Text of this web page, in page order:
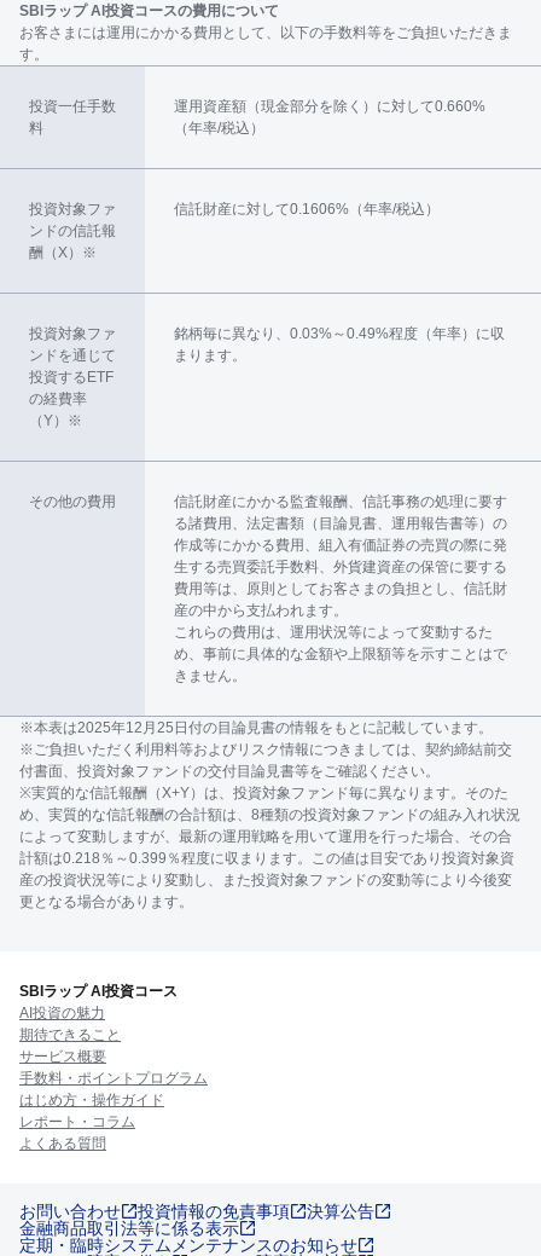
SBIラップ AI投資コースの費用について
お客さまには運用にかかる費用として、以下の手数料等をご負担いただきま
す。
投資一任手数
料
運用資産額（現金部分を除く）に対して0.660%
（年率/税込）
投資対象ファ
ンドの信託報
酬（X）※
信託財産に対して0.1606%（年率/税込）
投資対象ファ
ンドを通じて
投資するETF
の経費率
（Y）※
銘柄毎に異なり、0.03%～0.49%程度（年率）に収
まります。
その他の費用
信託財産にかかる監査報酬、信託事務の処理に要す
る諸費用、法定書類（目論見書、運用報告書等）の
作成等にかかる費用、組入有価証券の売買の際に発
生する売買委託手数料、外貨建資産の保管に要する
費用等は、原則としてお客さまの負担とし、信託財
産の中から支払われます。
これらの費用は、運用状況等によって変動するた
め、事前に具体的な金額や上限額等を示すことはで
きません。
※本表は2025年12月25日付の目論見書の情報をもとに記載しています。
※ご負担いただく利用料等およびリスク情報につきましては、契約締結前交
付書面、投資対象ファンドの交付目論見書等をご確認ください。
※実質的な信託報酬（X+Y）は、投資対象ファンド毎に異なります。そのた
め、実質的な信託報酬の合計額は、8種類の投資対象ファンドの組み入れ状況
によって変動しますが、最新の運用戦略を用いて運用を行った場合、その合
計額は0.218％～0.399％程度に収まります。この値は目安であり投資対象資
産の投資状況等により変動し、また投資対象ファンドの変動等により今後変
更となる場合があります。
SBIラップ AI投資コース
AI投資の魅力
期待できること
サービス概要
手数料・ポイントプログラム
はじめ方・操作ガイド
レポート・コラム
よくある質問
お問い合わせ 投資情報の免責事項
決算公告
金融商品取引法等に係る表示
定期・臨時システムメンテナンスのお知らせ